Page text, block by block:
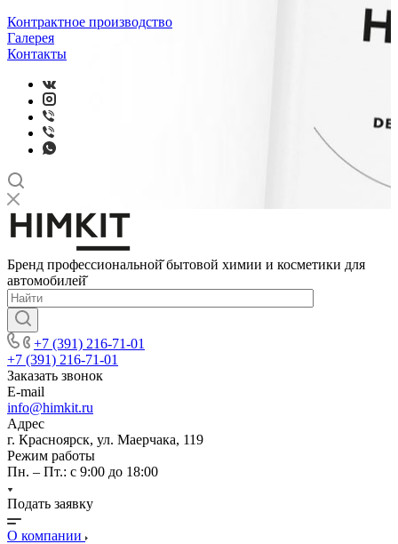
Контрактное производство
Галерея
Контакты
Бренд профессиональной̆ бытовой химии и косметики для
автомобилей̆
+7 (391) 216-71-01
+7 (391) 216-71-01
Заказать звонок
E-mail
info@himkit.ru
Адрес
г. Красноярск, ул. Маерчака, 119
Режим работы
Пн. – Пт.: с 9:00 до 18:00
Подать заявку
О компании